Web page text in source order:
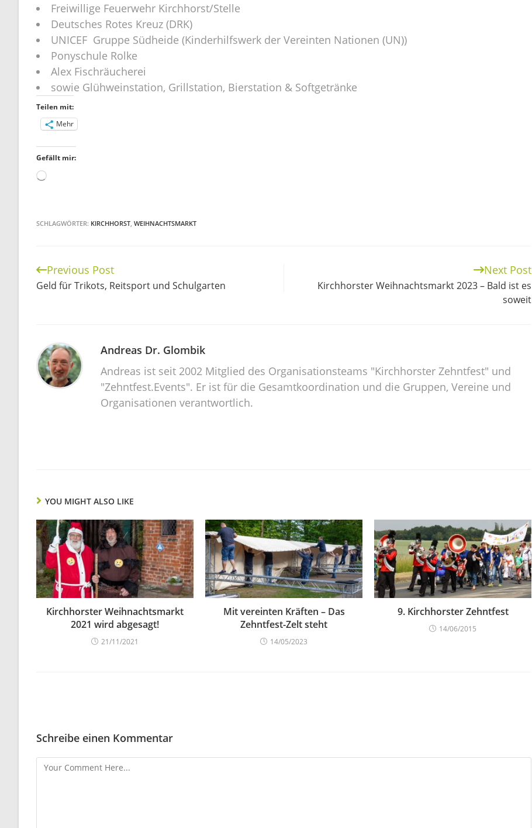
Freiwillige Feuerwehr Kirchhorst/Stelle
Deutsches Rotes Kreuz (DRK)
UNICEF Gruppe Südheide (Kinderhilfswerk der Vereinten Nationen (UN))
Ponyschule Rolke
Alex Fischräucherei
sowie Glühweinstation, Grillstation, Bierstation & Softgetränke
Teilen mit:
Mehr
Gefällt mir:
Wird
SCHLAGWÖRTER: KIRCHHORST WEIHNACHTSMARKT
Continue
Reading
Previous Post
Geld für Trikots, Reitsport und Schulgarten
Next Post
Kirchhorster Weihnachtsmarkt 2023 – Bald ist es
soweit
Andreas Dr. Glombik
Andreas ist seit 2002 Mitglied des Organisationsteams "Kirchhorster Zehntfest" und
"Zehntfest.Events". Er ist für die Gesamtkoordination und die Gruppen, Vereine und
Organisationen verantwortlich.
YOU MIGHT ALSO LIKE
Kirchhorster Weihnachtsmarkt
2021 wird abgesagt!
21/11/2021
Mit vereinten Kräften – Das
Zehntfest-Zelt steht
14/05/2023
9. Kirchhorster Zehntfest
14/06/2015
Schreibe einen Kommentar